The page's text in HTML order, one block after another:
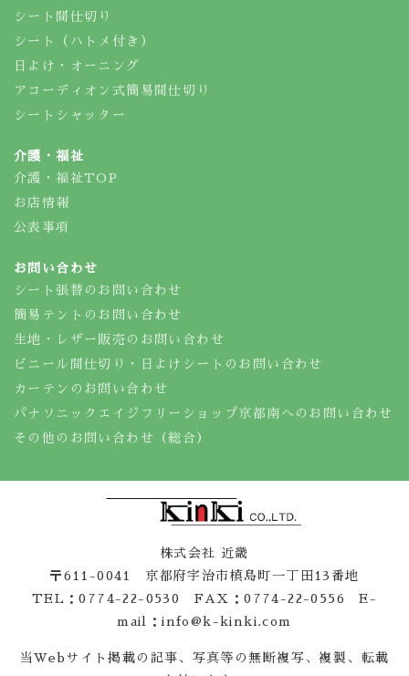
シート間仕切り
シート（ハトメ付き）
日よけ・オーニング
アコーディオン式簡易間仕切り
シートシャッター
介護・福祉
介護・福祉TOP
お店情報
公表事項
お問い合わせ
シート張替のお問い合わせ
簡易テントのお問い合わせ
生地・レザー販売のお問い合わせ
ビニール間仕切り・日よけシートのお問い合わせ
カーテンのお問い合わせ
パナソニックエイジフリーショップ京都南へのお問い合わせ
その他のお問い合わせ（総合）
株式会社 近畿
〒611-0041 京都府宇治市槙島町一丁田13番地
TEL：0774-22-0530 FAX：0774-22-0556 E-
mail：info@k-kinki.com
当Webサイト掲載の記事、写真等の無断複写、複製、転載